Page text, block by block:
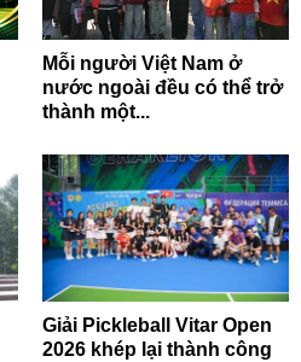
Mỗi người Việt Nam ở
nước ngoài đều có thể trở
thành một...
Giải Pickleball Vitar Open
2026 khép lại thành công